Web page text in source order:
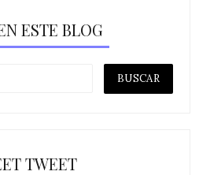
ESTE BLOG
TWEET